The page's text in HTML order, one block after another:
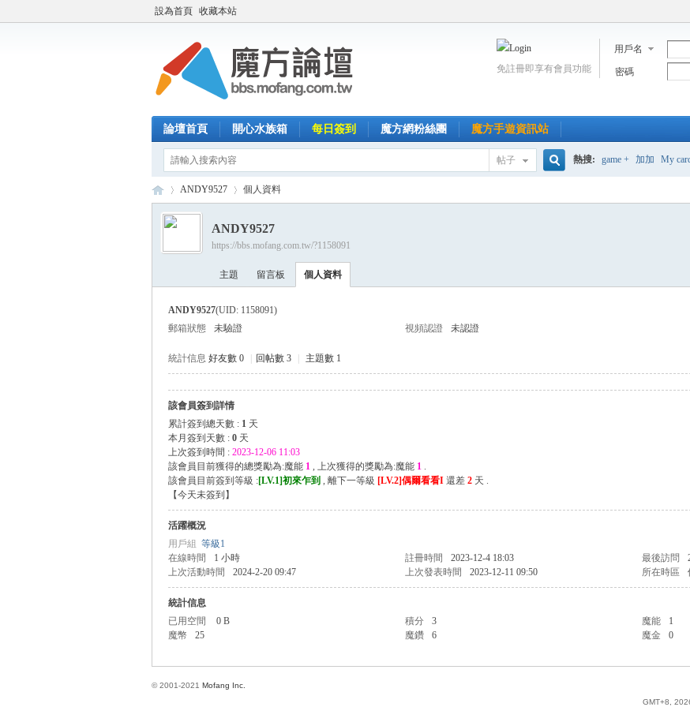
設為首頁 收藏本站
用戶名
密碼
免註冊即享有會員功能
論壇首頁 開心水族箱 每日簽到 魔方網粉絲團 魔方手遊資訊站
帖子 熱搜: game + 加加 My
›
ANDY9527 個人資料
ANDY9527
https://bbs.mofang.com.tw/?1158091
主題 留言板 個人資料
ANDY9527(UID: 1158091)
郵箱狀態
未驗證 視頻認證 未認證
統計信息 好友數 0 回帖數 3 主題數 1
該會員簽到詳情
累計簽到總天數 : 1 天
本月簽到天數 : 0 天
上次簽到時間 : 2023-12-06 11:03
該會員目前獲得的總獎勵為:魔能 1 , 上次獲得的獎勵為:魔能 1 .
該會員目前簽到等級 :[LV.1]初來乍到 , 離下一等級 [LV.2]偶爾看看I 還差 2 天 .
【今天未簽到 】
活躍概況
用戶組 等級1
在線時間
1 小時 註冊時間 2023-12-4 18:03 最後訪問
上次活動時間
2024-2-20 09:47 上次發表時間 2023-12-11 09:50 所在時區
統計信息
已用空間
0 B 積分 3 魔能
1
魔幣
25 魔鑽 6 魔金 0
GMT+8,
© 2001-2021 Mofang Inc.